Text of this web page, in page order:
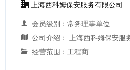
上海西科姆保安服务有限公司
会员级别：常务理事单位
公司介绍： 上海西科姆保安服务有限公司（前身为上海西科姆电子安全有限公司），成立于1995年，公司本部座落于浦东新区，是在上海为数不多的同时具
经营范围：工程商